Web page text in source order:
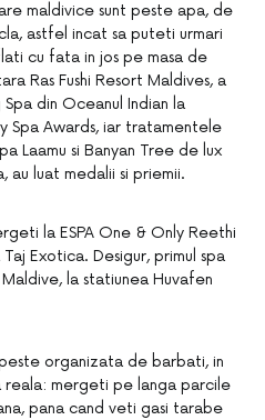
maldivice sunt peste apa, de
astfel incat sa puteti urmari
cu fata in jos pe masa de
Ras Fushi Resort Maldives, a
din Oceanul Indian la
Spa Awards, iar tratamentele
Laamu si Banyan Tree de lux
au luat medalii si priemii.
la ESPA One & Only Reethi
Exotica. Desigur, primul spa
la statiunea Huvafen
organizata de barbati, in
mergeti pe langa parcile
pana cand veti gasi tarabe